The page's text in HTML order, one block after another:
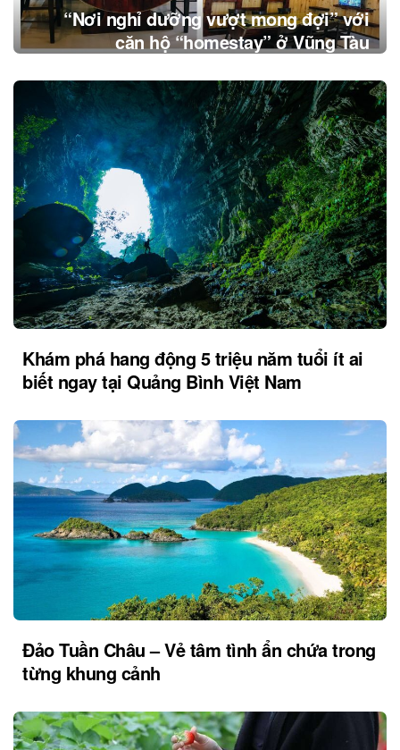
“Nơi nghỉ dưỡng vượt mong đợi” với
căn hộ “homestay” ở Vũng Tàu
Khám phá hang động 5 triệu năm tuổi ít ai
biết ngay tại Quảng Bình Việt Nam
Đảo Tuần Châu – Vẻ tâm tình ẩn chứa trong
từng khung cảnh